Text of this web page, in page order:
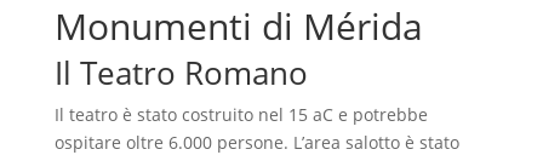
Monumenti di Mérida
Il Teatro Romano
Il teatro è stato costruito nel 15 aC e potrebbe
ospitare oltre 6.000 persone. L’area salotto è stato